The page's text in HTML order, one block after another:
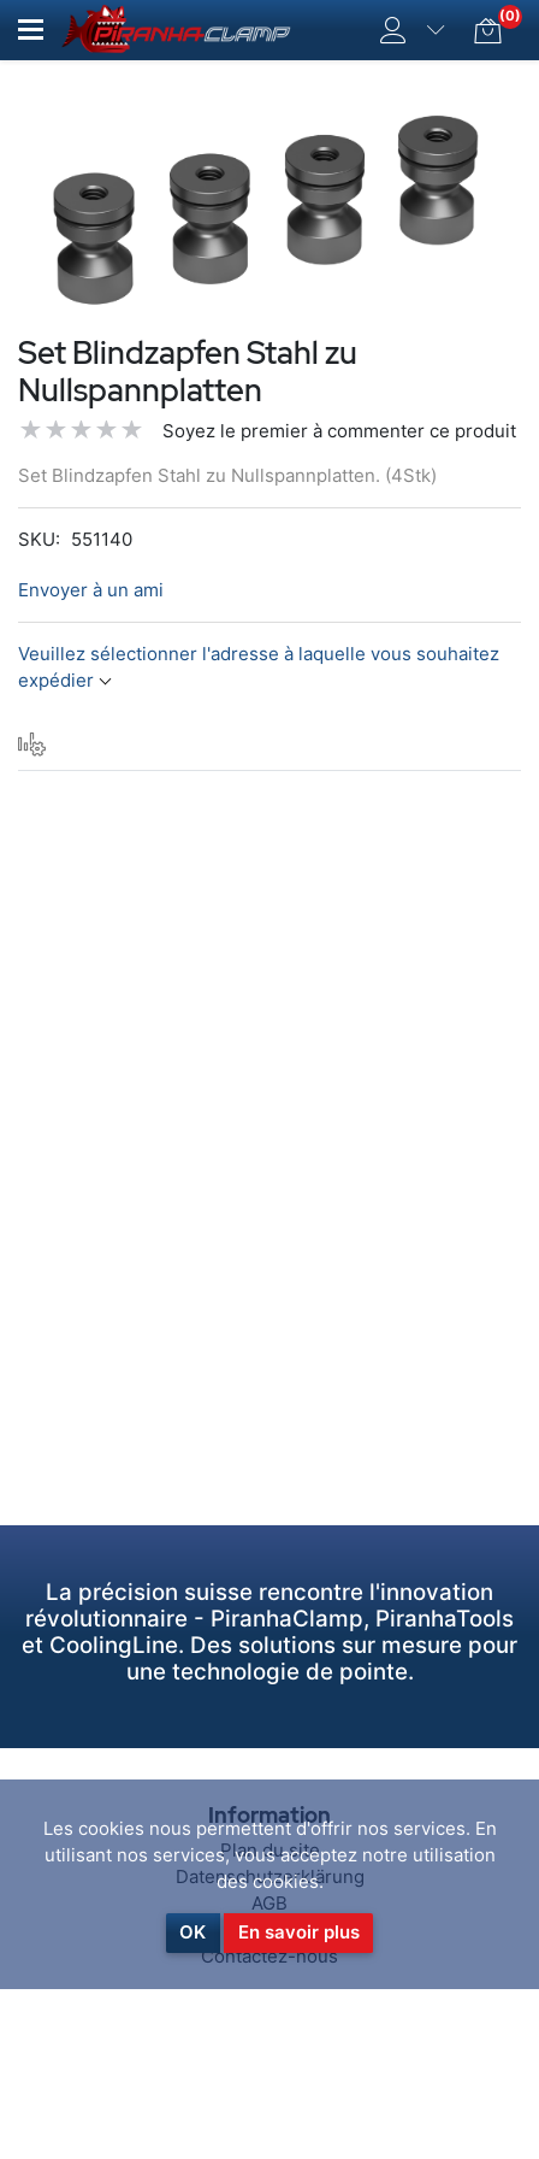
(0)
Set Blindzapfen Stahl zu
Nullspannplatten
Soyez le premier à commenter ce produit
Set Blindzapfen Stahl zu Nullspannplatten. (4Stk)
SKU: 551140
Envoyer à un ami
Veuillez sélectionner l'adresse à laquelle vous souhaitez
expédier
La précision suisse rencontre l'innovation
révolutionnaire - PiranhaClamp, PiranhaTools
et CoolingLine. Des solutions sur mesure pour
une technologie de pointe.
Information
Plan du site
Datenschutzerklärung
AGB
Über uns
Contactez-nous
Les cookies nous permettent d'offrir nos services. En
utilisant nos services, vous acceptez notre utilisation
des cookies.
OK En savoir plus